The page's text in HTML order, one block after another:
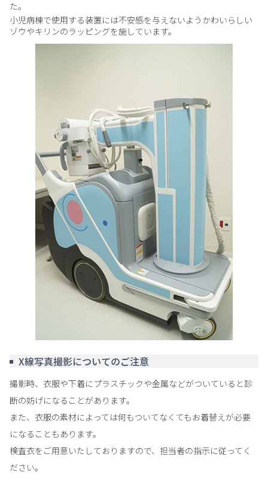
た。
小児病棟で使用する装置には不安感を与えないようかわいらしい
ゾウやキリンのラッピングを施しています。
X線写真撮影についてのご注意
撮影時、衣服や下着にプラスチックや金属などがついていると診
断の妨げになることがあります。
また、衣服の素材によっては何もついてなくてもお着替えが必要
になることもあります。
検査衣をご用意いたしておりますので、担当者の指示に従ってく
ださい。